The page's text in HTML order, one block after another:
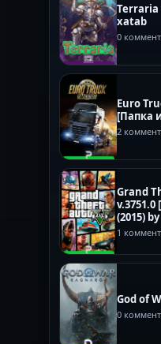
Terraria
xatab
0
Euro
[Папка
2
Grand
(2015)
1
God of
0